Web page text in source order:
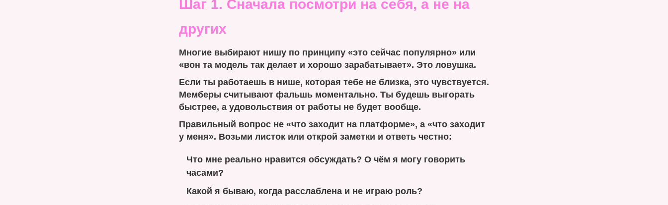
Шаг 1. Сначала посмотри на себя, а не на
других
Многие выбирают нишу по принципу «это сейчас популярно» или
«вон та модель так делает и хорошо зарабатывает». Это ловушка.
Если ты работаешь в нише, которая тебе не близка, это чувствуется.
Мемберы считывают фальшь моментально. Ты будешь выгорать
быстрее, а удовольствия от работы не будет вообще.
Правильный вопрос не «что заходит на платформе», а «что заходит
у меня». Возьми листок или открой заметки и ответь честно:
Что мне реально нравится обсуждать? О чём я могу говорить
часами?
Какой я бываю, когда расслаблена и не играю роль?